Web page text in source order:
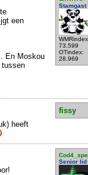
Stamgast
73.599
OTindex:
28.969
een
En Moskou
tussen
fissy
heeft
Senior lid